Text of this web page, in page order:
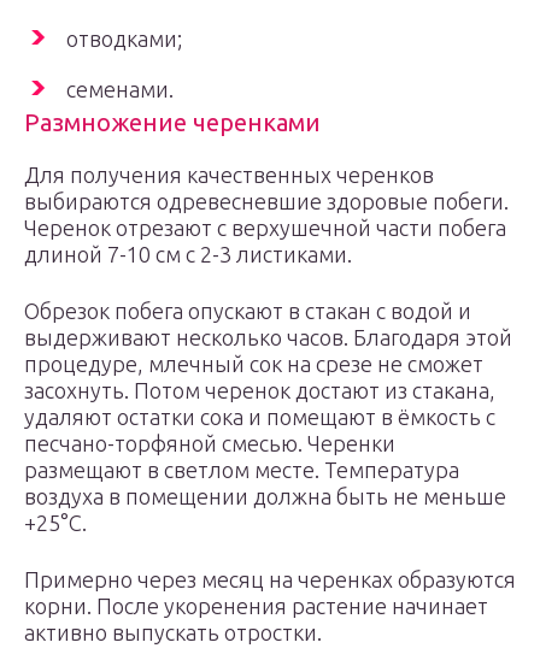
отводками;
семенами.
Размножение черенками
Для получения качественных черенков
выбираются одревесневшие здоровые побеги.
Черенок отрезают с верхушечной части побега
длиной 7-10 см с 2-3 листиками.
Обрезок побега опускают в стакан с водой и
выдерживают несколько часов. Благодаря этой
процедуре, млечный сок на срезе не сможет
засохнуть. Потом черенок достают из стакана,
удаляют остатки сока и помещают в ёмкость с
песчано-торфяной смесью. Черенки
размещают в светлом месте. Температура
воздуха в помещении должна быть не меньше
+25°С.
Примерно через месяц на черенках образуются
корни. После укоренения растение начинает
активно выпускать отростки.